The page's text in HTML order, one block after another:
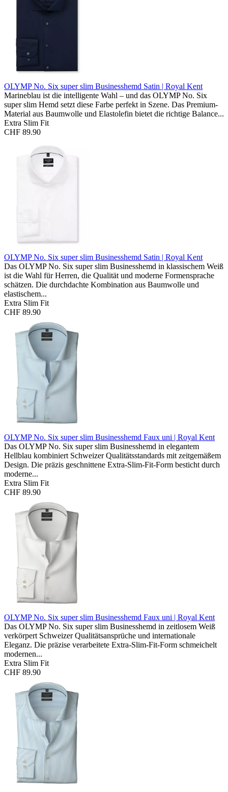
OLYMP No. Six super slim Businesshemd Satin | Royal Kent
Marineblau ist die intelligente Wahl – und das OLYMP No. Six
super slim Hemd setzt diese Farbe perfekt in Szene. Das Premium-
Material aus Baumwolle und Elastolefin bietet die richtige Balance...
Extra Slim Fit
CHF 89.90
OLYMP No. Six super slim Businesshemd Satin | Royal Kent
Das OLYMP No. Six super slim Businesshemd in klassischem Weiß
ist die Wahl für Herren, die Qualität und moderne Formensprache
schätzen. Die durchdachte Kombination aus Baumwolle und
elastischem...
Extra Slim Fit
CHF 89.90
OLYMP No. Six super slim Businesshemd Faux uni | Royal Kent
Das OLYMP No. Six super slim Businesshemd in elegantem
Hellblau kombiniert Schweizer Qualitätsstandards mit zeitgemäßem
Design. Die präzis geschnittene Extra-Slim-Fit-Form besticht durch
moderne...
Extra Slim Fit
CHF 89.90
OLYMP No. Six super slim Businesshemd Faux uni | Royal Kent
Das OLYMP No. Six super slim Businesshemd in zeitlosem Weiß
verkörpert Schweizer Qualitätsansprüche und internationale
Eleganz. Die präzise verarbeitete Extra-Slim-Fit-Form schmeichelt
modernen...
Extra Slim Fit
CHF 89.90